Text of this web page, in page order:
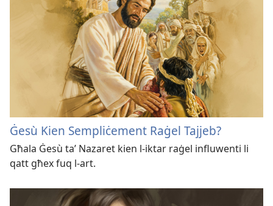
Ġesù Kien Sempliċement Raġel Tajjeb?
Għala Ġesù taʼ Nazaret kien l-iktar raġel influwenti li
qatt għex fuq l-art.